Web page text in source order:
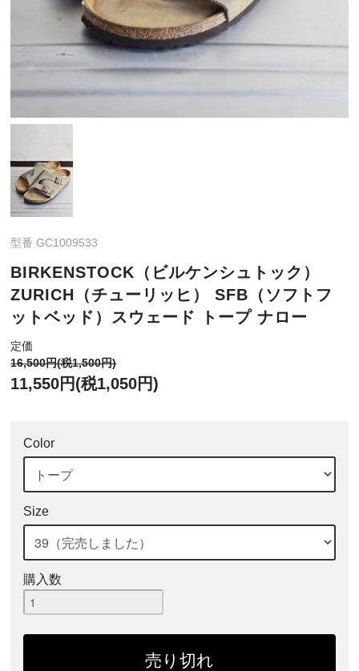
型番 GC1009533
BIRKENSTOCK（ビルケンシュトック）
ZURICH（チューリッヒ） SFB（ソフトフ
ットベッド）スウェード トープ ナロー
定価
16,500円(税1,500円)
11,550円(税1,050円)
Color
Size
購入数